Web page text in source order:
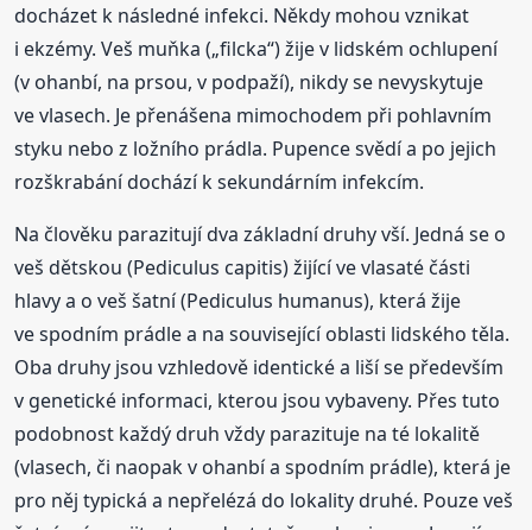
docházet k následné infekci. Někdy mohou vznikat
i ekzémy. Veš muňka („filcka“) žije v lidském ochlupení
(v ohanbí, na prsou, v podpaží), nikdy se nevyskytuje
ve vlasech. Je přenášena mimochodem při pohlavním
styku nebo z ložního prádla. Pupence svědí a po jejich
rozškrabání dochází k sekundárním infekcím.
Na člověku parazitují dva základní druhy vší. Jedná se o
veš dětskou (Pediculus capitis) žijící ve vlasaté části
hlavy a o veš šatní (Pediculus humanus), která žije
ve spodním prádle a na související oblasti lidského těla.
Oba druhy jsou vzhledově identické a liší se především
v genetické informaci, kterou jsou vybaveny. Přes tuto
podobnost každý druh vždy parazituje na té lokalitě
(vlasech, či naopak v ohanbí a spodním prádle), která je
pro něj typická a nepřelézá do lokality druhé. Pouze veš